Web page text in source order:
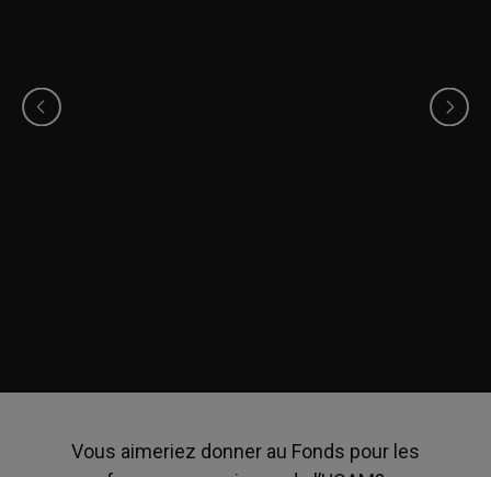
Vous aimeriez donner au Fonds pour les